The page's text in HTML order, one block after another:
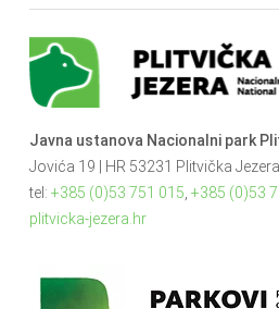
Javna ustanova Nacionalni park
Jovića 19 | HR 53231 Plitvička Jezera
tel: +385 (0)53 751 015, +385 (0)53
plitvicka-jezera.hr